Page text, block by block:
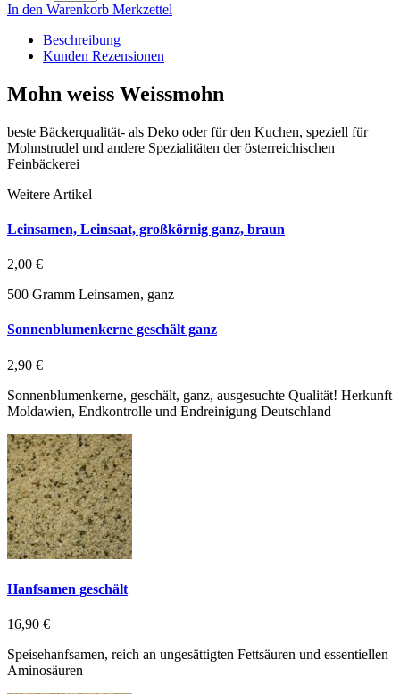
In den Warenkorb Merkzettel
Beschreibung
Kunden Rezensionen
Mohn weiss Weissmohn
beste Bäckerqualität- als Deko oder für den Kuchen, speziell für
Mohnstrudel und andere Spezialitäten der österreichischen
Feinbäckerei
Weitere Artikel
Leinsamen, Leinsaat, großkörnig ganz, braun
2,00 €
500 Gramm Leinsamen, ganz
Sonnenblumenkerne geschält ganz
2,90 €
Sonnenblumenkerne, geschält, ganz, ausgesuchte Qualität! Herkunft
Moldawien, Endkontrolle und Endreinigung Deutschland
Hanfsamen geschält
16,90 €
Speisehanfsamen, reich an ungesättigten Fettsäuren und essentiellen
Aminosäuren